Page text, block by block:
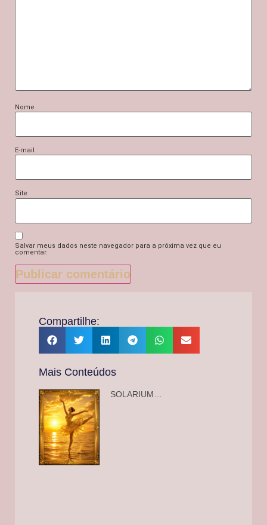
Nome
E-mail
Site
Salvar meus dados neste navegador para a próxima vez que eu
comentar.
Compartilhe:
Mais Conteúdos
SOLARIUM…